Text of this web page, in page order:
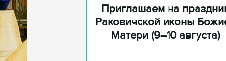
Приглашаем на
Раковичской иконы
Матери (9–10 августа)